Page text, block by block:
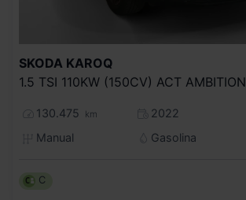
SKODA KAROQ
1.5 TSI 110KW (150CV) ACT AMBITION
130.475 km
2022
Manual
Gasolina
C